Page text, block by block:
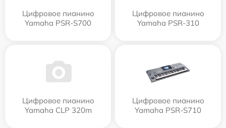
Цифровое пианино
Yamaha PSR-S700
Цифровое пианино
Yamaha PSR-310
Цифровое пианино
Yamaha CLP 320m
Цифровое пианино
Yamaha PSR-S710